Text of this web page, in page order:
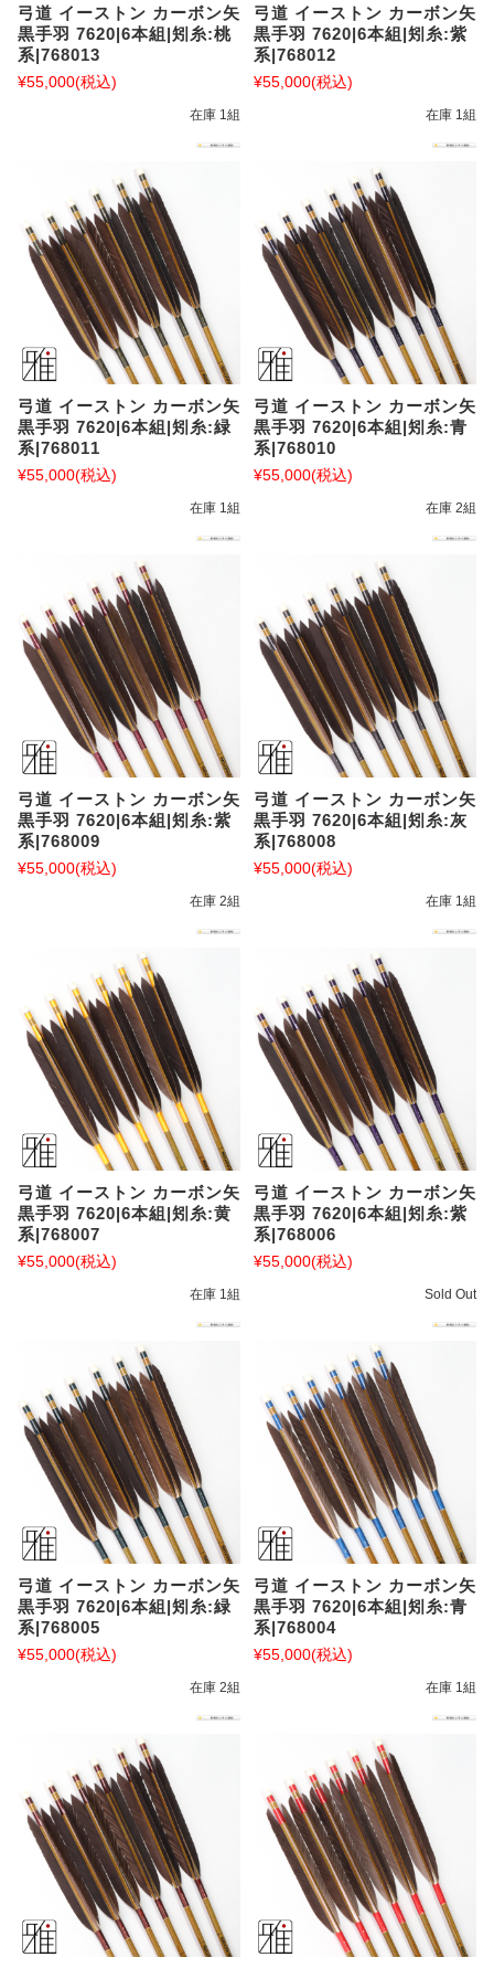
弓道 イーストン カーボン矢
黒手羽 7620|6本組|矧糸:桃
系|768013
¥55,000(税込)
在庫 1組
弓道 イーストン カーボン矢
黒手羽 7620|6本組|矧糸:紫
系|768012
¥55,000(税込)
在庫 1組
弓道 イーストン カーボン矢
黒手羽 7620|6本組|矧糸:緑
系|768011
¥55,000(税込)
在庫 1組
弓道 イーストン カーボン矢
黒手羽 7620|6本組|矧糸:青
系|768010
¥55,000(税込)
在庫 2組
弓道 イーストン カーボン矢
黒手羽 7620|6本組|矧糸:紫
系|768009
¥55,000(税込)
在庫 2組
弓道 イーストン カーボン矢
黒手羽 7620|6本組|矧糸:灰
系|768008
¥55,000(税込)
在庫 1組
弓道 イーストン カーボン矢
黒手羽 7620|6本組|矧糸:黄
系|768007
¥55,000(税込)
在庫 1組
弓道 イーストン カーボン矢
黒手羽 7620|6本組|矧糸:紫
系|768006
¥55,000(税込)
Sold Out
弓道 イーストン カーボン矢
黒手羽 7620|6本組|矧糸:緑
系|768005
¥55,000(税込)
在庫 2組
弓道 イーストン カーボン矢
黒手羽 7620|6本組|矧糸:青
系|768004
¥55,000(税込)
在庫 1組